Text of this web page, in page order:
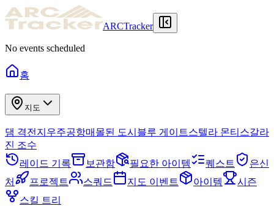
ARCTracker
No events scheduled
홈
지도
댐 격전지 우주공항매몰된 도시 블루 게이트스텔라 몬티스갈라
진 조수
레이드 기록
보관함 필요한 아이템 퀘스트
은신
처
프로젝트 스쿼드 지도 이벤트 아이템
시즌
스킬 트리